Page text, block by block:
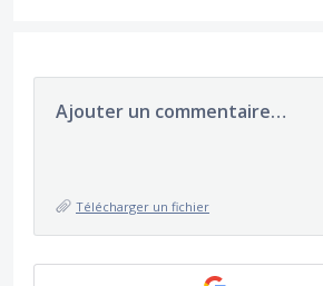
Ajouter un commentaire…
Télécharger un fichier